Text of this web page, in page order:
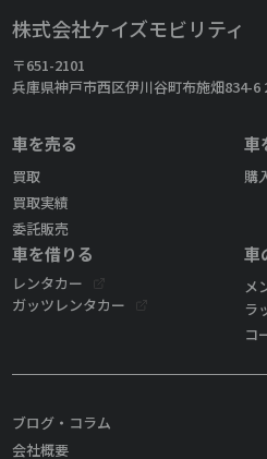
株式会社ケイズモビリティ
〒651-2101
兵庫県神戸市西区伊川谷町布施畑834-6
車を売る
買取
買取実績
委託販売
車
購
車を借りる
レンタカー
ガッツレンタカー
車
メ
ラ
コ
ブログ・コラム
会社概要